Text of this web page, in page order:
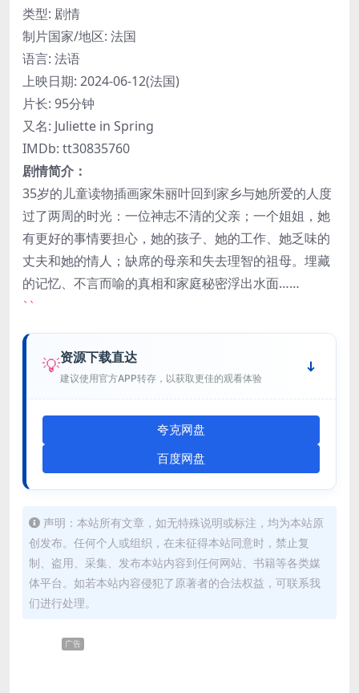
类型: 剧情
制片国家/地区: 法国
语言: 法语
上映日期: 2024-06-12(法国)
片长: 95分钟
又名: Juliette in Spring
IMDb: tt30835760
剧情简介：
35岁的儿童读物插画家朱丽叶回到家乡与她所爱的人度
过了两周的时光：一位神志不清的父亲；一个姐姐，她
有更好的事情要担心，她的孩子、她的工作、她乏味的
丈夫和她的情人；缺席的母亲和失去理智的祖母。埋藏
的记忆、不言而喻的真相和家庭秘密浮出水面……
``
💡资源下载直达
建议使用官方APP转存，以获取更佳的观看体验
夸克网盘
百度网盘
声明：本站所有文章，如无特殊说明或标注，均为本站原
创发布。任何个人或组织，在未征得本站同意时，禁止复
制、盗用、采集、发布本站内容到任何网站、书籍等各类媒
体平台。如若本站内容侵犯了原著者的合法权益，可联系我
们进行处理。
广告